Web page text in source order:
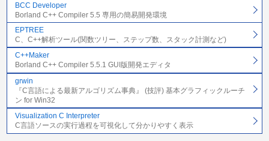
BCC Developer
Borland C++ Compiler 5.5 専用の簡易開発環境
EPTREE
C、C++解析ツール(関数ツリー、ステップ数、スタック計測など)
C++Maker
Borland C++ Compiler 5.5.1 GUI版開発エディタ
grwin
『C言語による最新アルゴリズム事典』 (技評) 基本グラフィックルーチ
ン for Win32
Visualization C Interpreter
C言語ソースの実行過程を可視化して分かりやすく表示